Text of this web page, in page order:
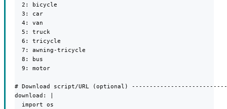
  2: bicycle
  3: car
  4: van
  5: truck
  6: tricycle
  7: awning-tricycle
  8: bus
  9: motor
# Download script/URL (optional)
download: |
  import os